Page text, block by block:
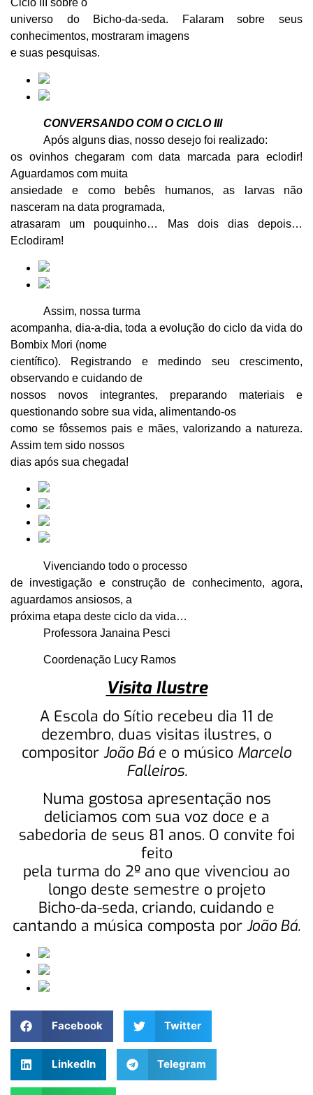
Ciclo III sobre o
universo do Bicho-da-seda. Falaram sobre seus
conhecimentos, mostraram imagens
e suas pesquisas.
CONVERSANDO COM O CICLO III
Após alguns dias, nosso desejo foi realizado:
os ovinhos chegaram com data marcada para eclodir!
Aguardamos com muita
ansiedade e como bebês humanos, as larvas não
nasceram na data programada,
atrasaram um pouquinho… Mas dois dias depois…
Eclodiram!
Assim, nossa turma
acompanha, dia-a-dia, toda a evolução do ciclo da vida do
Bombix Mori (nome
científico). Registrando e medindo seu crescimento,
observando e cuidando de
nossos novos integrantes, preparando materiais e
questionando sobre sua vida, alimentando-os
como se fôssemos pais e mães, valorizando a natureza.
Assim tem sido nossos
dias após sua chegada!
Vivenciando todo o processo
de investigação e construção de conhecimento, agora,
aguardamos ansiosos, a
próxima etapa deste ciclo da vida…
Professora Janaina Pesci
Coordenação Lucy Ramos
Visita Ilustre
A Escola do Sítio recebeu dia 11 de
dezembro, duas visitas ilustres, o
compositor João Báe o músico Marcelo
Falleiros.
Numa gostosa apresentação nos
deliciamos com sua voz doce e a
sabedoria de seus 81 anos. O convite foi
feito
pela turma do 2º ano que vivenciou ao
longo deste semestre o projeto
Bicho-da-seda, criando, cuidando e
cantando a música composta por João Bá.
Facebook Twitter
LinkedIn Telegram